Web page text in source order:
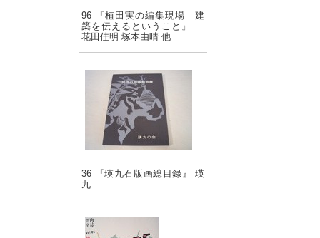
96 『植田実の編集現場―建
築を伝えるということ』
花田佳明 塚本由晴 他
36 『瑛九石版画総目録』 瑛
九